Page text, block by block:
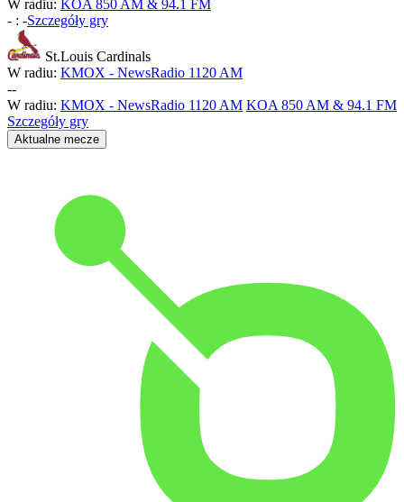
W radiu: KOA 850 AM & 94.1 FM
- : -Szczegóły gry
St.Louis Cardinals
W radiu: KMOX - NewsRadio 1120 AM
--
W radiu: KMOX - NewsRadio 1120 AM KOA 850 AM & 94.1 FM
Szczegóły gry
Aktualne mecze